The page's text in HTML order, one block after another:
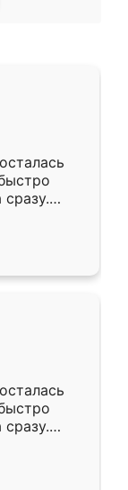
к
Собрали
даже
к
Собрали
даже